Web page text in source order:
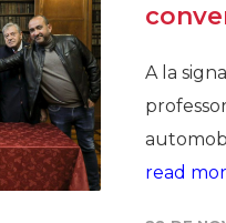
A la
read